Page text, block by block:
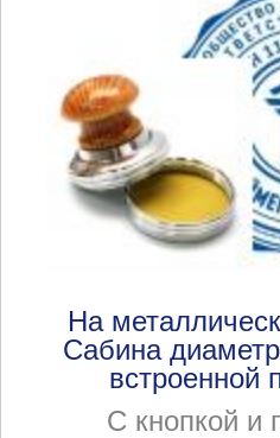
На
Сабина
встроенной
С кнопкой и